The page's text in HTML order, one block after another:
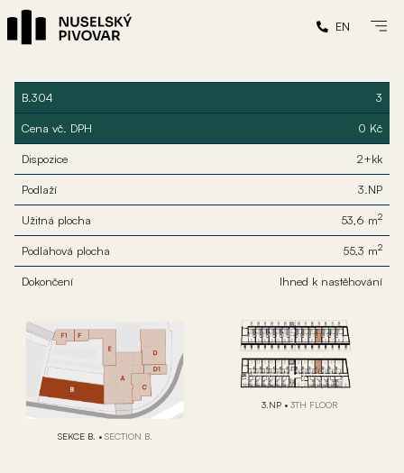
EN
B.304 3
Cena vč. DPH 0 Kč
Dispozice 2+kk
Podlaží 3.NP
Užitná plocha 53,6 m2
Podlahová plocha 55,3 m2
Dokončení Ihned k nastěhování
SEKCE B. • SECTION B.
3.NP • 3TH FLOOR